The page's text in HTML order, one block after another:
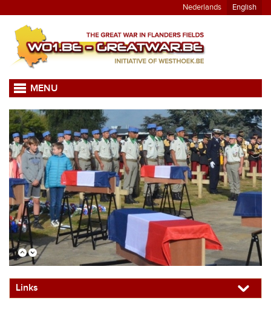
Nederlands English
MENU
Links